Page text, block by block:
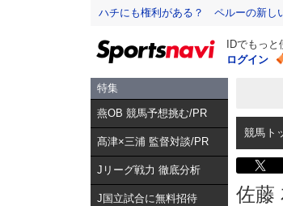
ハチにも権利がある？ ペルーの新し
IDでもっと
ログイン
特集
燕OB 競馬予想挑む/PR
髙津×三浦 監督対談/PR
Jリーグ戦力 徹底分析
J国立試合に無料招待
競馬ト
佐藤